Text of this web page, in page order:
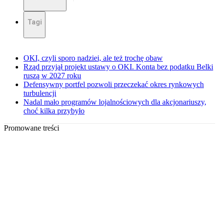
Tagi
OKI, czyli sporo nadziei, ale też trochę obaw
Rząd przyjął projekt ustawy o OKI. Konta bez podatku Belki
ruszą w 2027 roku
Defensywny portfel pozwoli przeczekać okres rynkowych
turbulencji
Nadal mało programów lojalnościowych dla akcjonariuszy,
choć kilka przybyło
Promowane treści